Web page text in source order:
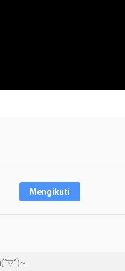
Mengikuti